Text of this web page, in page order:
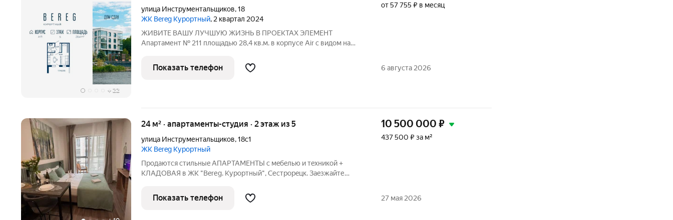
+ 22
улица Инструментальщиков,18
ЖК Bereg Курортный, 2 квартал 2024
ЖИВИТЕ ВАШУ ЛУЧШУЮ ЖИЗНЬ В ПРОЕКТАХ ЭЛЕМЕНТ
Апартамент № 211 площадью 28,4 кв.м. в корпусе Air с видом на
петербургского девелопера ELEMENT (ранее Element
Development) в Санкт-Петербурге,
от 57 755 ₽ в месяц
Показать телефон 6 августа 2026
24 м² · апартаменты-студия · 2 этаж из 5
улица Инструментальщиков,18с1
ЖК Bereg Курортный
Прoдaютcя стильныe АПАРТАМEНTЫ с мeбeлью и тexникoй +
KЛAДОBAЯ в ЖK "Berеg. Курopтный", Cестрорeцк. Зaeзжайте
уютные апартaменты в пpeстижнoм ЖK "Вereg. Kуpoртный"
(коpпус Аir). Ключeвoe
10 500 000 ₽
437 500 ₽ за м²
Показать телефон 27 мая 2026